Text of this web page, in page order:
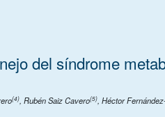
del síndrome
(4),Rubén Saiz Cavero(5),Héctor